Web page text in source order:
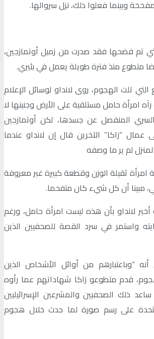
وبينما فعلوا ذلك، نزل سروالها.
تم فضحها فقد صدرت من زميل أوتمازجين،
متطوع منذ فترة طويلة يعمل في بئيري.
التي تلت الهجوم، روى لانداو لوسائل الإعلام
رآه امرأة حامل مستلقية على الأرض وجنينها لا
السري المنفصل عن جسدها، لكن أوتمازجين
“زاكا” الآخرين قال إن لانداو عندما
لم ير ما وصفه
امرأة ثقيلة الوزن وقطعة كبيرة غير معروفة
مبينا أن كل شيء كان متفحما.
أخبر لانداو بأن هذه ليست امرأة حامل، ورغم
واستمر في سرد ​​القصة للصحفيين الذين
أنه “وباعتبارهم من أوائل الأشخاص الذين
قدم متطوعو زاكا شهاداتهم عما رأوه
ذلك الصحفيين والمشرعين الإسرائيليين
على رسم صورة لما حدث خلال هجوم